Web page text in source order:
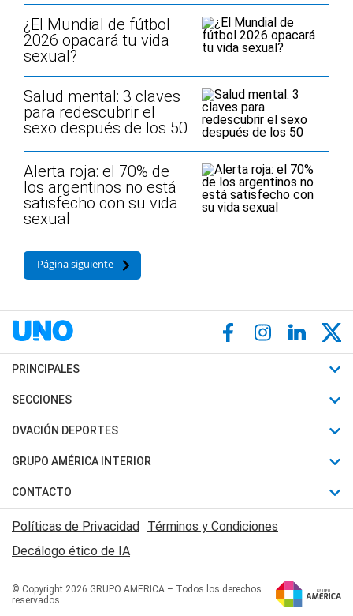
¿El Mundial de fútbol
2026 opacará tu vida
sexual?
Salud mental: 3 claves
para redescubrir el
sexo después de los 50
Alerta roja: el 70% de
los argentinos no está
satisfecho con su vida
sexual
Página siguiente
PRINCIPALES
Últimas Noticias
Política
Judiciales
Economia
SECCIONES
Horóscopo
Motores
Trucos caseros
Series y Películas
Edictos y Solicitadas
OVACIÓN DEPORTES
Fútbol
Mundial
Automovilismo
Rugby
Básquet
GRUPO AMÉRICA INTERIOR
Canal 7 en Vivo
San Juan 8
CONTACTO
Acerca de Nosotros
Contactanos
Políticas de Privacidad Términos y Condiciones
Decálogo ético de IA
© Copyright 2026 GRUPO AMERICA – Todos los derechos
reservados